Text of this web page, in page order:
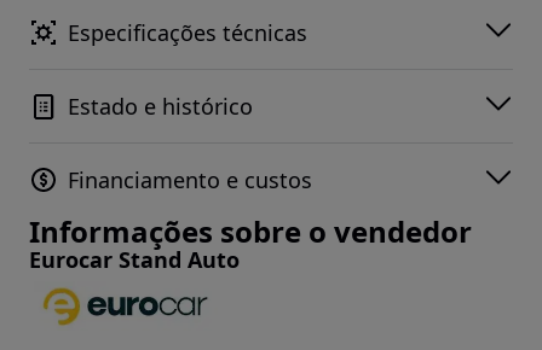
Especificações técnicas
Estado e histórico
Financiamento e custos
Informações sobre o vendedor
Eurocar Stand Auto